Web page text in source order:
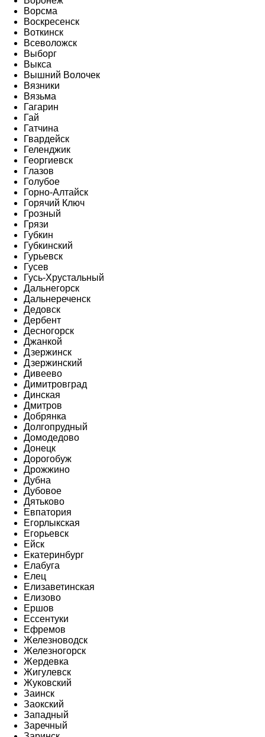
Ворсма
Воскресенск
Воткинск
Всеволожск
Выборг
Выкса
Вышний Волочек
Вязники
Вязьма
Гагарин
Гай
Гатчина
Гвардейск
Геленджик
Георгиевск
Глазов
Голубое
Горно-Алтайск
Горячий Ключ
Грозный
Грязи
Губкин
Губкинский
Гурьевск
Гусев
Гусь-Хрустальный
Дальнегорск
Дальнереченск
Дедовск
Дербент
Десногорск
Джанкой
Дзержинск
Дзержинский
Дивеево
Димитровград
Динская
Дмитров
Добрянка
Долгопрудный
Домодедово
Донецк
Дорогобуж
Дрожжино
Дубна
Дубовое
Дятьково
Евпатория
Егорлыкская
Егорьевск
Ейск
Екатеринбург
Елабуга
Елец
Елизаветинская
Елизово
Ершов
Ессентуки
Ефремов
Железноводск
Железногорск
Жердевка
Жигулевск
Жуковский
Заинск
Заокский
Западный
Заречный